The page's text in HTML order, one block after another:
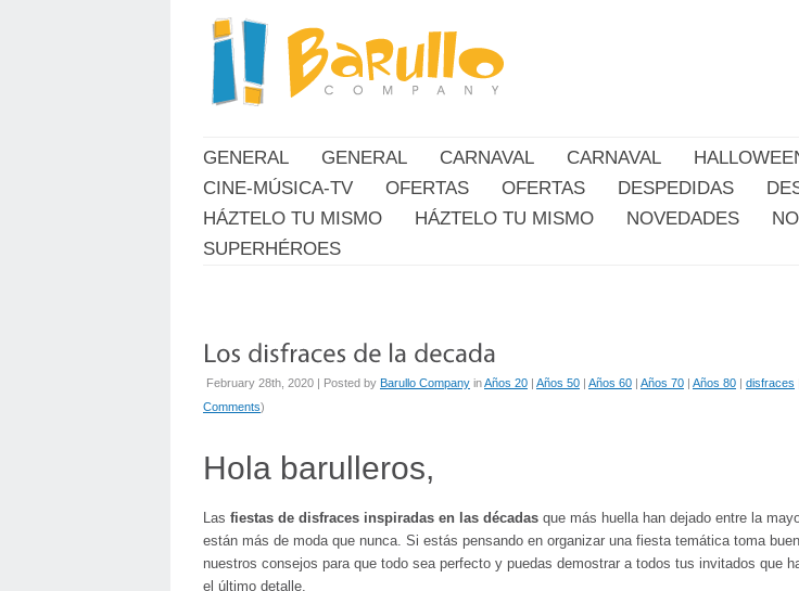
GENERAL GENERAL CARNAVAL CARNAVAL
CINE-MÚSICA-TV
OFERTAS OFERTAS DESPEDIDAS
HÁZTELO TU MISMO
HÁZTELO TU MISMO NOVEDADES
SUPERHÉROES
February 28th, 2020 | Posted by Barullo Company inAños 20 | Años 50 | Años 60 | Años 70 | Años 80 | disfraces
Comments)
Hola barulleros,
Las fiestas de disfraces inspiradas en las décadas que más huella han dejado entre la
están más de moda que nunca. Si estás pensando en organizar una fiesta temática toma
nuestros consejos para que todo sea perfecto y puedas demostrar a todos tus invitados que
el último detalle.